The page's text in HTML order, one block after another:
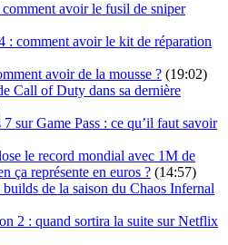
avoir le fusil de sniper
: comment avoir le kit de réparation
avoir de la mousse ? (19:02)
Call of Duty dans sa dernière
sur Game Pass : ce qu’il faut savoir
le record mondial avec 1M de
ça représente en euros ? (14:57)
de la saison du Chaos Infernal
2 : quand sortira la suite sur Netflix